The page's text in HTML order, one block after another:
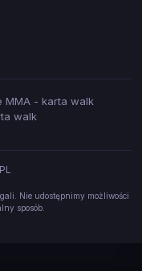
MMA - karta walk
walk
Nie udostępnimy możliwości
sposób.